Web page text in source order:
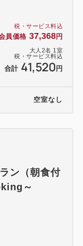
税・サービス料込
員価格 37,368円
大人 2名 1 室
税・サービス料込
合計 41,520 円
空室なし
ン（朝食付
～